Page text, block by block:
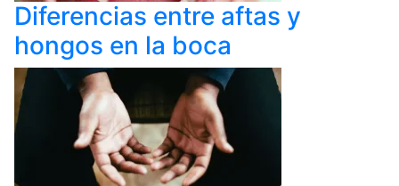
Diferencias entre aftas y
hongos en la boca